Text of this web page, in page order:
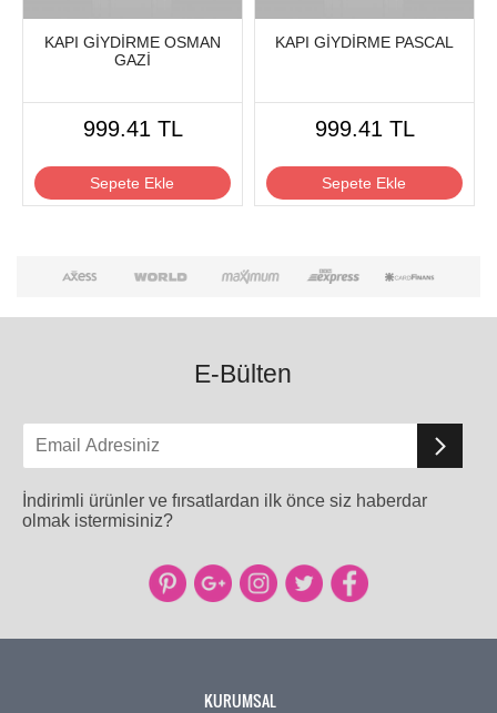
KAPI GİYDİRME OSMAN
GAZİ
999.41 TL
Sepete Ekle
KAPI GİYDİRME PASCAL
999.41 TL
Sepete Ekle
E-Bülten
İndirimli ürünler ve fırsatlardan ilk önce siz haberdar
olmak istermisiniz?
KURUMSAL